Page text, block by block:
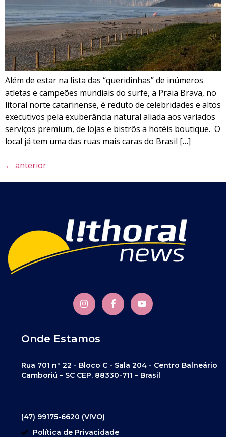
Além de estar na lista das “queridinhas” de inúmeros
atletas e campeões mundiais do surfe, a Praia Brava, no
litoral norte catarinense, é reduto de celebridades e altos
executivos pela exuberância natural aliada aos variados
serviços premium, de lojas e bistrôs a hotéis boutique. O
local já tem uma das ruas mais caras do Brasil […]
← anterior
Onde Estamos
Rua 701 nº 22 - Bloco C - Sala 204 - Centro Balneário
Camboriú – SC CEP. 88330-711 – Brasil
(47) 99175-6620 (VIVO)
Política de Privacidade